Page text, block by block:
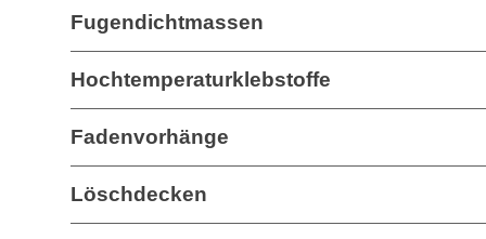
Fugendichtmassen
Hochtemperaturklebstoffe
Fadenvorhänge
Löschdecken